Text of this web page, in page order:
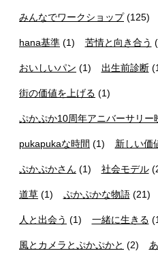
みんなでワークショップ(125)
hana基準 (1) 苦情と向き合う
おいしいパン (1) 出生前診断
街の価値を上げる (1)
ぷかぷか10周年アニバーサリー
pukapukaな時間 (1) 新しい価
ぷかぷかさん (1) 社会モデル
道草 (1) ぷかぷかな物語(21)
人と出会う (1) 一緒に生きる
風とカメラとぷかぷかと (2)